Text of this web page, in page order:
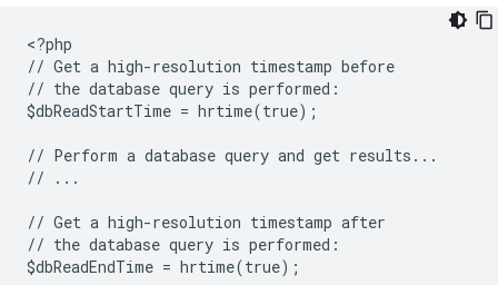
<?php
// Get a high-resolution timestamp before
// the database query is performed:
$dbReadStartTime = hrtime(true);
// Perform a database query and get results...
// ...
// Get a high-resolution timestamp after
// the database query is performed:
$dbReadEndTime = hrtime(true);